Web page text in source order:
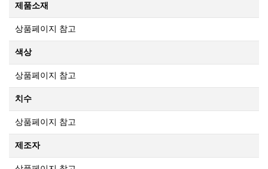
제품소재
상품페이지 참고
색상
상품페이지 참고
치수
상품페이지 참고
제조자